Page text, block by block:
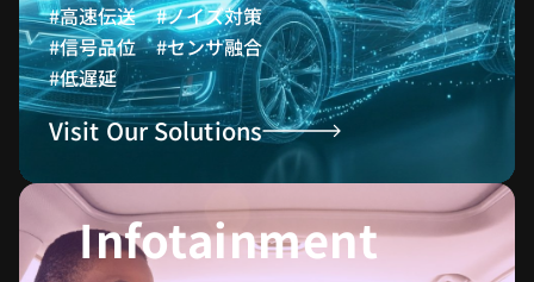
#高速伝送 #ノイズ対策
#信号品位 #センサ融合
#低遅延
Visit Our Solutions
Infotainment